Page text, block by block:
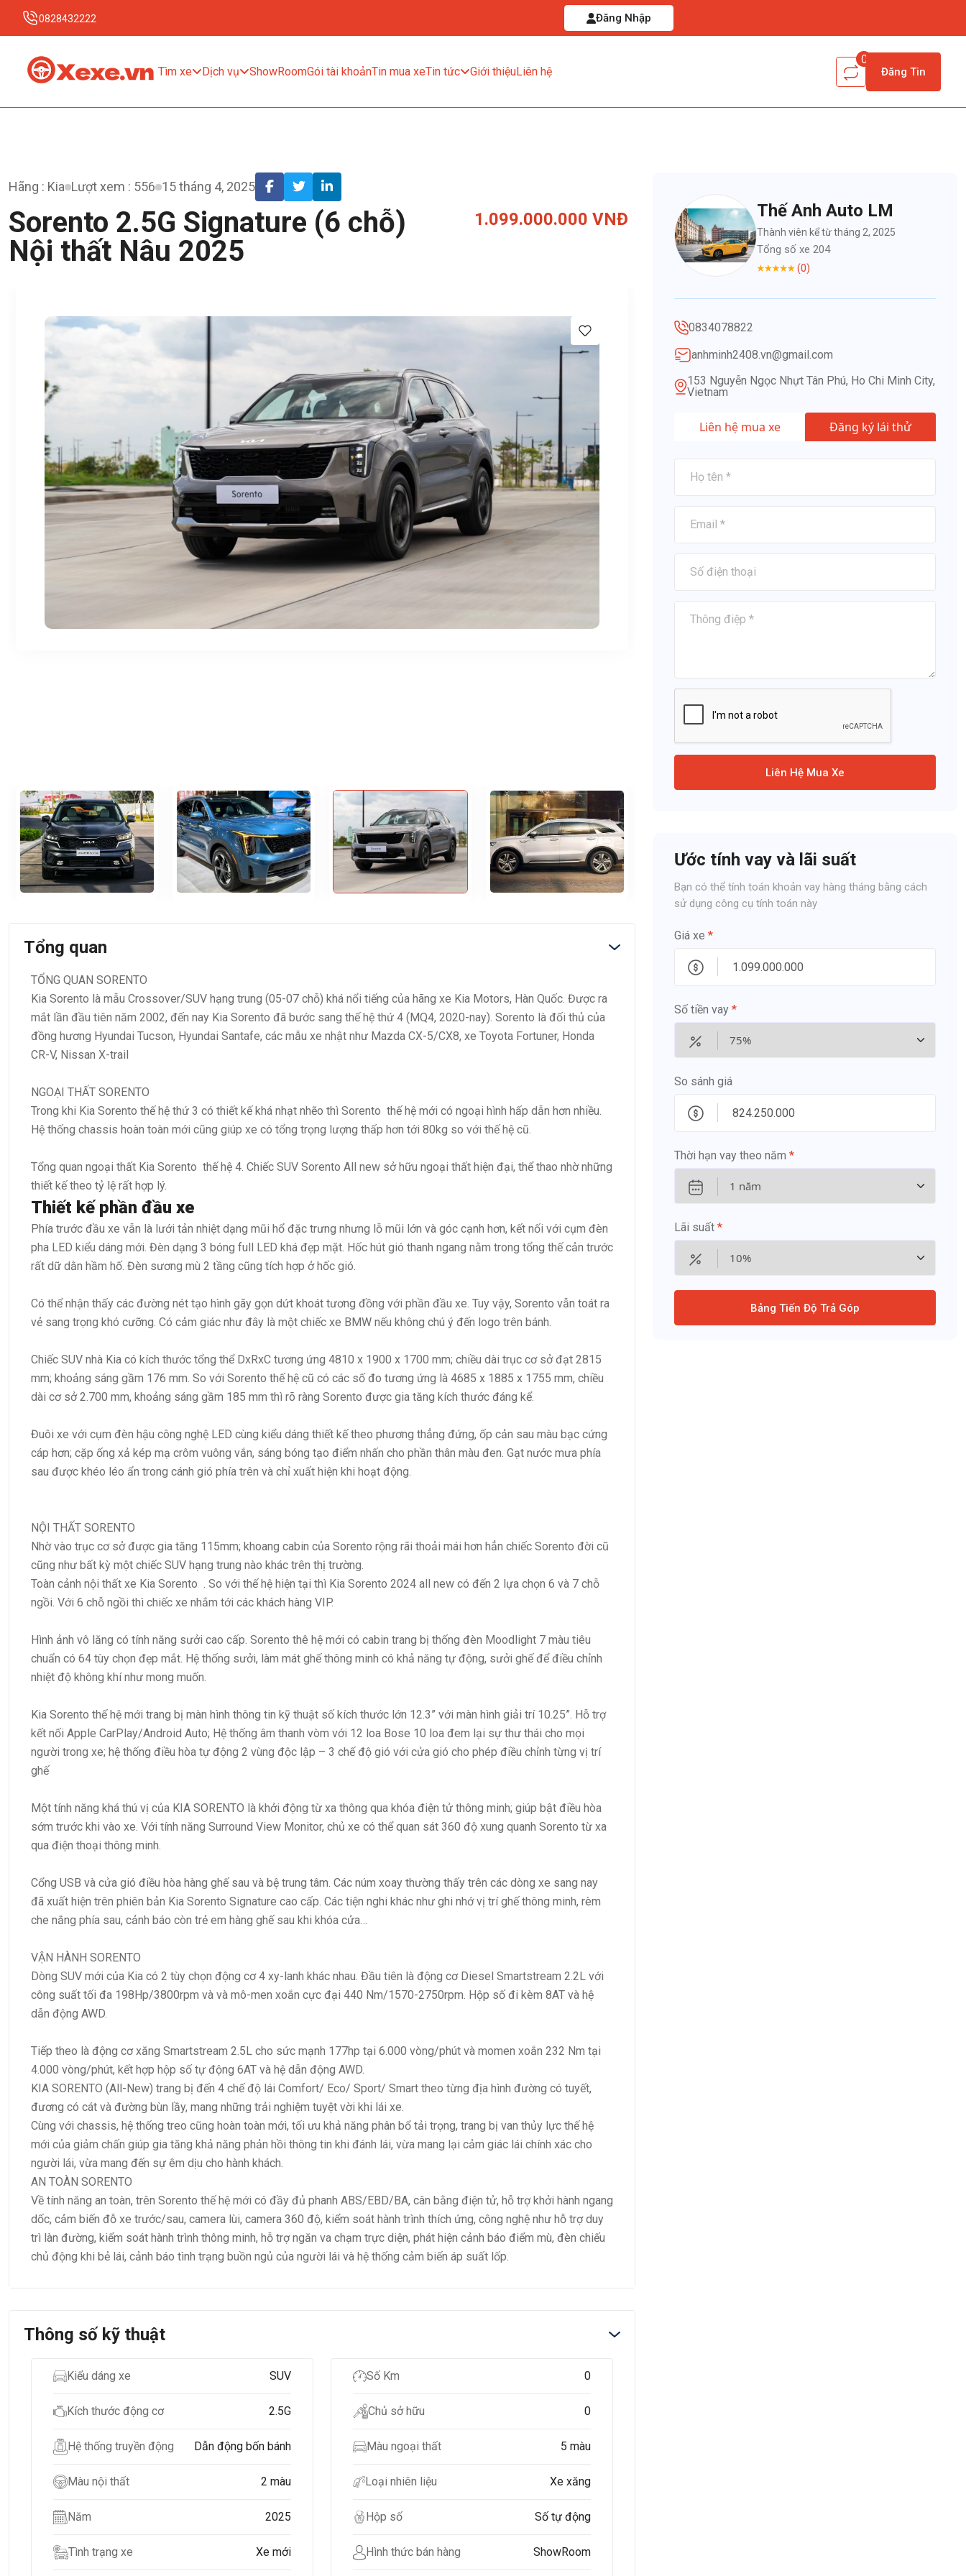
0828432222 Đăng Nhập
Tìm xe Dịch vụ ShowRoomGói tài khoảnTin mua xeTin tức Giới thiệuLiên hệ
0
Đăng Tin
Hãng : Kia Lượt xem : 556 15 tháng 4, 2025
Sorento 2.5G Signature (6 chỗ)
Nội thất Nâu 2025
1.099.000.000 VNĐ
Tổng quan
TỔNG QUAN SORENTO
Kia Sorento là mẫu Crossover/SUV hạng trung (05-07 chỗ) khá nổi tiếng của hãng xe Kia Motors, Hàn Quốc. Được ra
mắt lần đầu tiên năm 2002, đến nay Kia Sorento đã bước sang thế hệ thứ 4 (MQ4, 2020-nay). Sorento là đối thủ của
đồng hương Hyundai Tucson, Hyundai Santafe, các mẫu xe nhật như Mazda CX-5/CX8, xe Toyota Fortuner, Honda
CR-V, Nissan X-trail
NGOẠI THẤT SORENTO
Trong khi Kia Sorento thế hệ thứ 3 có thiết kế khá nhạt nhẽo thì Sorento thế hệ mới có ngoại hình hấp dẫn hơn nhiều.
Hệ thống chassis hoàn toàn mới cũng giúp xe có tổng trọng lượng thấp hơn tới 80kg so với thế hệ cũ.
Tổng quan ngoại thất Kia Sorento thế hệ 4. Chiếc SUV Sorento All new sở hữu ngoại thất hiện đại, thể thao nhờ những
thiết kế theo tỷ lệ rất hợp lý.
Thiết kế phần đầu xe
Phía trước đầu xe vẫn là lưới tản nhiệt dạng mũi hổ đặc trưng nhưng lỗ mũi lớn và góc cạnh hơn, kết nối với cụm đèn
pha LED kiểu dáng mới. Đèn dạng 3 bóng full LED khá đẹp mặt. Hốc hút gió thanh ngang nằm trong tổng thế cản trước
rất dữ dằn hầm hố. Đèn sương mù 2 tầng cũng tích hợp ở hốc gió.
Có thể nhận thấy các đường nét tạo hình gãy gọn dứt khoát tương đồng với phần đầu xe. Tuy vậy, Sorento vẫn toát ra
vẻ sang trọng khó cưỡng. Có cảm giác như đây là một chiếc xe BMW nếu không chú ý đến logo trên bánh.
Chiếc SUV nhà Kia có kích thước tổng thể DxRxC tương ứng 4810 x 1900 x 1700 mm; chiều dài trục cơ sở đạt 2815
mm; khoảng sáng gầm 176 mm. So với Sorento thế hệ cũ có các số đo tương ứng là 4685 x 1885 x 1755 mm, chiều
dài cơ sở 2.700 mm, khoảng sáng gầm 185 mm thì rõ ràng Sorento được gia tăng kích thước đáng kể.
Đuôi xe với cụm đèn hậu công nghệ LED cùng kiểu dáng thiết kế theo phương thẳng đứng, ốp cản sau màu bạc cứng
cáp hơn; cặp ống xả kép mạ crôm vuông vắn, sáng bóng tạo điểm nhấn cho phần thân màu đen. Gạt nước mưa phía
sau được khéo léo ẩn trong cánh gió phía trên và chỉ xuất hiện khi hoạt động.
NỘI THẤT SORENTO
Nhờ vào trục cơ sở được gia tăng 115mm; khoang cabin của Sorento rộng rãi thoải mái hơn hẳn chiếc Sorento đời cũ
cũng như bất kỳ một chiếc SUV hạng trung nào khác trên thị trường.
Toàn cảnh nội thất xe Kia Sorento . So với thế hệ hiện tại thì Kia Sorento 2024 all new có đến 2 lựa chọn 6 và 7 chỗ
ngồi. Với 6 chỗ ngồi thì chiếc xe nhắm tới các khách hàng VIP.
Hình ảnh vô lăng có tính năng sưởi cao cấp. Sorento thê hệ mới có cabin trang bị thống đèn Moodlight 7 màu tiêu
chuẩn có 64 tùy chọn đẹp mắt. Hệ thống sưởi, làm mát ghế thông minh có khả năng tự động, sưởi ghế để điều chỉnh
nhiệt độ không khí như mong muốn.
Kia Sorento thế hệ mới trang bị màn hình thông tin kỹ thuật số kích thước lớn 12.3” với màn hình giải trí 10.25”. Hỗ trợ
kết nối Apple CarPlay/Android Auto; Hệ thống âm thanh vòm với 12 loa Bose 10 loa đem lại sự thư thái cho mọi
người trong xe; hệ thống điều hòa tự động 2 vùng độc lập – 3 chế độ gió với cửa gió cho phép điều chỉnh từng vị trí
ghế
Một tính năng khá thú vị của KIA SORENTO là khởi động từ xa thông qua khóa điện tử thông minh; giúp bật điều hòa
sớm trước khi vào xe. Với tính năng Surround View Monitor, chủ xe có thể quan sát 360 độ xung quanh Sorento từ xa
qua điện thoại thông minh.
Cổng USB và cửa gió điều hòa hàng ghế sau và bệ trung tâm. Các núm xoay thường thấy trên các dòng xe sang nay
đã xuất hiện trên phiên bản Kia Sorento Signature cao cấp. Các tiện nghi khác như ghi nhớ vị trí ghế thông minh, rèm
che nắng phía sau, cảnh báo còn trẻ em hàng ghế sau khi khóa cửa…
VẬN HÀNH SORENTO
Dòng SUV mới của Kia có 2 tùy chọn động cơ 4 xy-lanh khác nhau. Đầu tiên là động cơ Diesel Smartstream 2.2L với
công suất tối đa 198Hp/3800rpm và và mô-men xoắn cực đại 440 Nm/1570-2750rpm. Hộp số đi kèm 8AT và hệ
dẫn động AWD.
Tiếp theo là động cơ xăng Smartstream 2.5L cho sức mạnh 177hp tại 6.000 vòng/phút và momen xoắn 232 Nm tại
4.000 vòng/phút, kết hợp hộp số tự động 6AT và hệ dẫn động AWD.
KIA SORENTO (All-New) trang bị đến 4 chế độ lái Comfort/ Eco/ Sport/ Smart theo từng địa hình đường có tuyết,
đương có cát và đường bùn lầy, mang những trải nghiệm tuyệt vời khi lái xe.
Cùng với chassis, hệ thống treo cũng hoàn toàn mới, tối ưu khả năng phân bổ tải trọng, trang bị van thủy lực thế hệ
mới của giảm chấn giúp gia tăng khả năng phản hồi thông tin khi đánh lái, vừa mang lại cảm giác lái chính xác cho
người lái, vừa mang đến sự êm dịu cho hành khách.
AN TOÀN SORENTO
Về tính năng an toàn, trên Sorento thế hệ mới có đầy đủ phanh ABS/EBD/BA, cân bằng điện tử, hỗ trợ khởi hành ngang
dốc, cảm biến đỗ xe trước/sau, camera lùi, camera 360 độ, kiểm soát hành trình thích ứng, công nghệ như hỗ trợ duy
trì làn đường, kiểm soát hành trình thông minh, hỗ trợ ngăn va chạm trực diện, phát hiện cảnh báo điểm mù, đèn chiếu
chủ động khi bẻ lái, cảnh báo tình trạng buồn ngủ của người lái và hệ thống cảm biến áp suất lốp.
Thông số kỹ thuật
Kiểu dáng xe SUV
Kích thước động cơ 2.5G
Hệ thống truyền động Dẫn động bốn bánh
Màu nội thất 2 màu
Năm 2025
Tình trạng xe Xe mới
Số Km 0
Chủ sở hữu 0
Màu ngoại thất 5 màu
Loại nhiên liệu Xe xăng
Hộp số Số tự động
Hình thức bán hàng ShowRoom
Thế Anh Auto LM
Thành viên kể từ tháng 2, 2025
Tổng số xe 204
(0)
0834078822
anhminh2408.vn@gmail.com
153 Nguyễn Ngọc Nhựt Tân Phú, Ho Chi Minh City,
Vietnam
Liên hệ mua xe Đăng ký lái thử
Liên Hệ Mua Xe
Ước tính vay và lãi suất
Bạn có thể tính toán khoản vay hàng tháng bằng cách
sử dụng công cụ tính toán này
Giá xe *
Số tiền vay *
So sánh giá
Thời hạn vay theo năm *
Lãi suất *
Bảng Tiến Độ Trả Góp